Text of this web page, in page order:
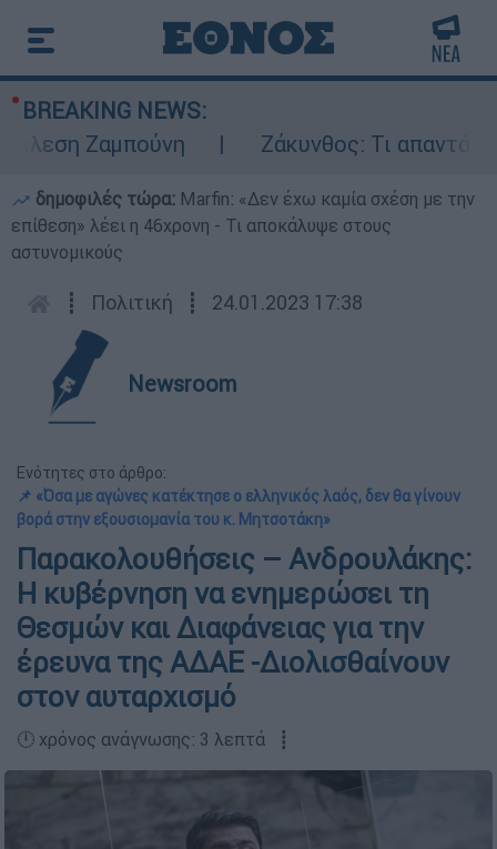
BREAKING NEWS:
Ζαμπούνη
Ζάκυνθος: Τι απαντά η
δημοφιλές τώρα: Marfin: «Δεν έχω καμία σχέση με την
επίθεση» λέει η 46χρονη - Τι αποκάλυψε στους
αστυνομικούς
┋ Πολιτική ┋ 24.01.2023 17:38
Newsroom
Ενότητες στο άρθρο:
📌 «Όσα με αγώνες κατέκτησε ο ελληνικός λαός, δεν θα γίνουν
βορά στην εξουσιομανία του κ. Μητσοτάκη»
Παρακολουθήσεις – Ανδρουλάκης:
Η κυβέρνηση να ενημερώσει τη
Θεσμών και Διαφάνειας για την
έρευνα της ΑΔΑΕ -Διολισθαίνουν
στον αυταρχισμό
🕛 χρόνος ανάγνωσης: 3 λεπτά ┋